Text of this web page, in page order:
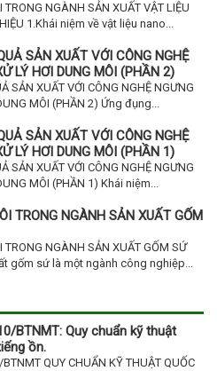
TRONG NGÀNH SẢN XUẤT VẬT LIỆU
1.Khái niệm về vật liệu nano...
SẢN XUẤT VỚI CÔNG NGHỆ
LÝ HƠI DUNG MÔI (PHẦN 2)
SẢN XUẤT VỚI CÔNG NGHỆ NGƯNG
MÔI (PHẦN 2) Ứng đụng...
SẢN XUẤT VỚI CÔNG NGHỆ
LÝ HƠI DUNG MÔI (PHẦN 1)
SẢN XUẤT VỚI CÔNG NGHỆ NGƯNG
MÔI (PHẦN 1) Khái niệm...
TRONG NGÀNH SẢN XUẤT GỐM
TRONG NGÀNH SẢN XUẤT GỐM SỨ
gốm sứ là một ngành công nghiệp...
BTNMT: Quy chuẩn kỹ thuật
ồn.
QUY CHUẨN KỸ THUẬT QUỐC